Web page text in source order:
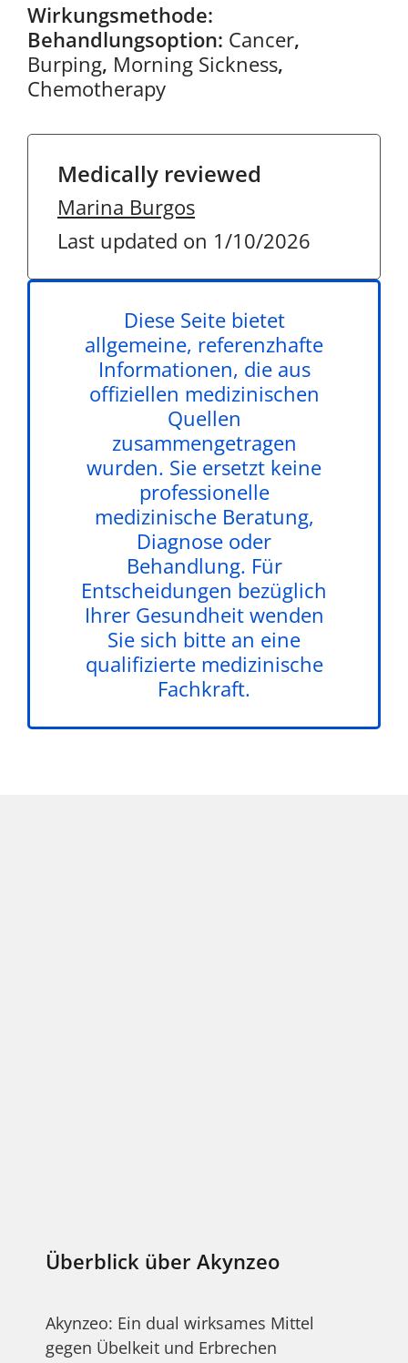
Wirkungsmethode:
Behandlungsoption: Cancer,
Burping, Morning Sickness,
Chemotherapy
Medically reviewed
Marina Burgos
Last updated on 1/10/2026
Diese Seite bietet
allgemeine, referenzhafte
Informationen, die aus
offiziellen medizinischen
Quellen
zusammengetragen
wurden. Sie ersetzt keine
professionelle
medizinische Beratung,
Diagnose oder
Behandlung. Für
Entscheidungen bezüglich
Ihrer Gesundheit wenden
Sie sich bitte an eine
qualifizierte medizinische
Fachkraft.
Überblick über Akynzeo
Akynzeo: Ein dual wirksames Mittel
gegen Übelkeit und Erbrechen